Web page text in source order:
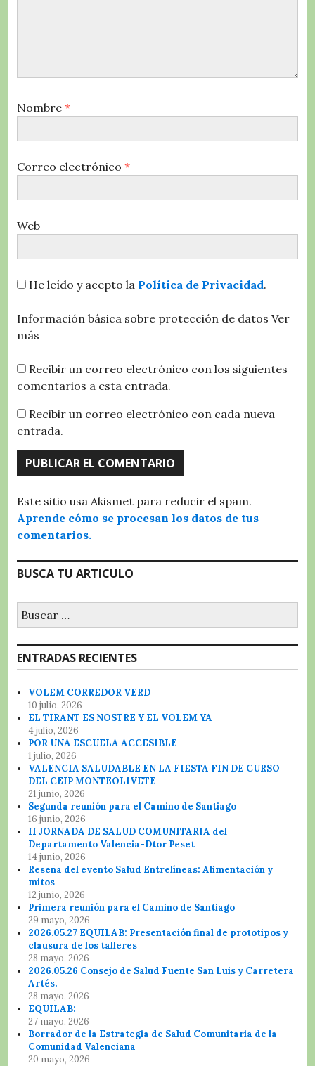
Nombre *
Correo electrónico *
Web
He leído y acepto la Política de Privacidad.
Información básica sobre protección de datos Ver
más
Recibir un correo electrónico con los siguientes
comentarios a esta entrada.
Recibir un correo electrónico con cada nueva
entrada.
Este sitio usa Akismet para reducir el spam.
Aprende cómo se procesan los datos de tus
comentarios.
BUSCA TU ARTICULO
ENTRADAS RECIENTES
VOLEM CORREDOR VERD
10 julio, 2026
EL TIRANT ES NOSTRE Y EL VOLEM YA
4 julio, 2026
POR UNA ESCUELA ACCESIBLE
1 julio, 2026
VALENCIA SALUDABLE EN LA FIESTA FIN DE CURSO
DEL CEIP MONTEOLIVETE
21 junio, 2026
Segunda reunión para el Camino de Santiago
16 junio, 2026
II JORNADA DE SALUD COMUNITARIA del
Departamento Valencia-Dtor Peset
14 junio, 2026
Reseña del evento Salud Entrelíneas: Alimentación y
mitos
12 junio, 2026
Primera reunión para el Camino de Santiago
29 mayo, 2026
2026.05.27 EQUILAB: Presentación final de prototipos y
clausura de los talleres
28 mayo, 2026
2026.05.26 Consejo de Salud Fuente San Luis y Carretera
Artés.
28 mayo, 2026
EQUILAB:
27 mayo, 2026
Borrador de la Estrategia de Salud Comunitaria de la
Comunidad Valenciana
20 mayo, 2026